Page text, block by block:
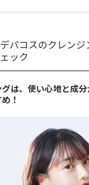
パコスのクレンジ
ック
は、使い心地と成
！